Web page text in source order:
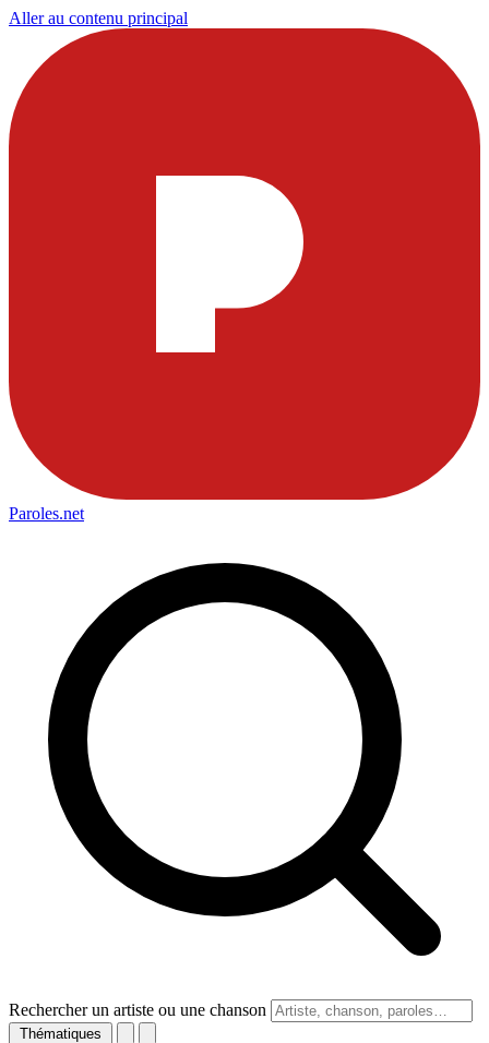
Aller au contenu principal
Paroles.net
Rechercher un artiste ou une chanson
Thématiques